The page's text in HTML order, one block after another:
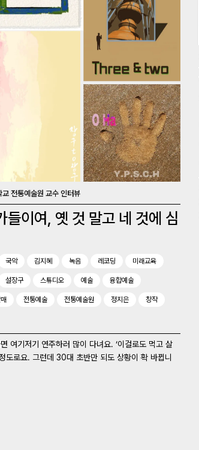
전통예술원 교수 인터뷰
들이여, 옛 것 말고 네 것에 심
국악 김지혜 녹음 레코딩 미래교육
설장구 스튜디오 예술 융합예술
전통예술 전통예술원 정지은 창작
여기저기 연주하러 많이 다녀요. ‘이걸로도 먹고 살
도로요. 그런데 30대 초반만 되도 상황이 확 바뀝니